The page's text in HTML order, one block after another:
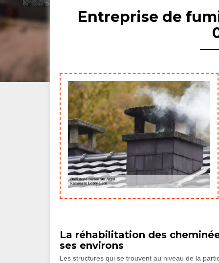
Entreprise de
La réhabilitation des
ses environs
Les structures qui se trouvent au niveau de la